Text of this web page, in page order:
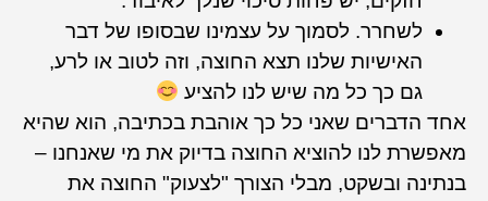
לשחרר. לסמוך על עצמינו שבסופו של דבר
האישיות שלנו תצא החוצה, וזה לטוב או לרע,
גם כך כל מה שיש לנו להציע
אחד הדברים שאני כל כך אוהבת בכתיבה, הוא שהיא
מאפשרת לנו להוציא החוצה בדיוק את מי שאנחנו –
בנתינה ובשקט, מבלי הצורך "לצעוק" החוצה את